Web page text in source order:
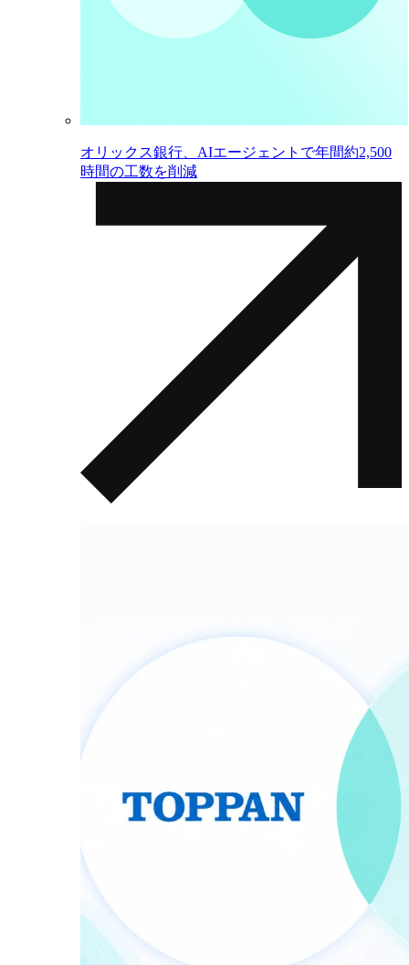
オリックス銀行、AIエージェントで年間約2,500
時間の工数を削減